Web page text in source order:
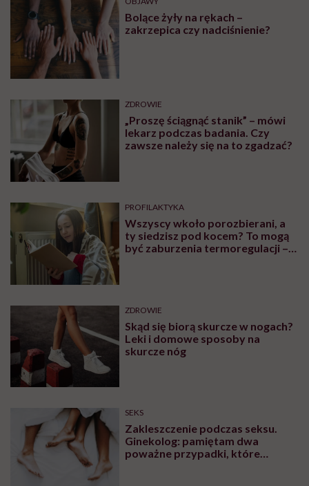
Bolące żyły na rękach –
zakrzepica czy nadciśnienie?
ZDROWIE
„Proszę ściągnąć stanik” – mówi
lekarz podczas badania. Czy
zawsze należy się na to zgadzać?
PROFILAKTYKA
Wszyscy wkoło porozbierani, a
ty siedzisz pod kocem? To mogą
być zaburzenia termoregulacji –
ZDROWIE
Skąd się biorą skurcze w nogach?
Leki i domowe sposoby na
skurcze nóg
SEKS
Zakleszczenie podczas seksu.
Ginekolog: pamiętam dwa
poważne przypadki, które